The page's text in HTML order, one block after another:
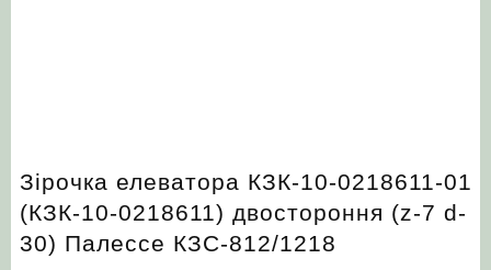
Зірочка елеватора КЗК-10-0218611-01
(КЗК-10-0218611) двостороння (z-7 d-
30) Палессе КЗС-812/1218